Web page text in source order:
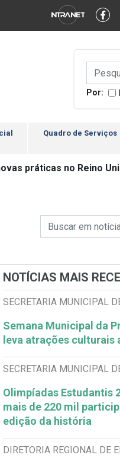
Alternar Alto Contraste
Campo de
Por:
Quadro de Serviços
práticas no Reino
Campo de
Campo de Busca
NOTÍCIAS MAIS
SECRETARIA MUNICIPAL
Semana Municipal da
leva atrações culturais
SECRETARIA MUNICIPAL
Olimpíadas Estudantis
mais de 220 mil
edição da história
DIRETORIA REGIONAL DE